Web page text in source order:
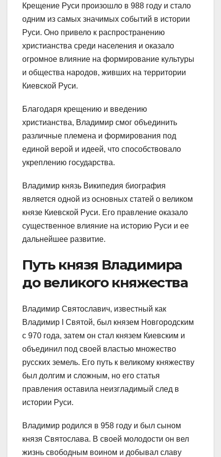
Крещение Руси произошло в 988 году и стало
одним из самых значимых событий в истории
Руси. Оно привело к распространению
христианства среди населения и оказало
огромное влияние на формирование культуры
и общества народов, живших на территории
Киевской Руси.
Благодаря крещению и введению
христианства, Владимир смог объединить
различные племена и формирования под
единой верой и идеей, что способствовало
укреплению государства.
Владимир князь Википедия биография
является одной из основных статей о великом
князе Киевской Руси. Его правление оказало
существенное влияние на историю Руси и ее
дальнейшее развитие.
Путь князя Владимира
до великого княжества
Владимир Святославич, известный как
Владимир I Святой, был князем Новгородским
с 970 года, затем он стал князем Киевским и
объединил под своей властью множество
русских земель. Его путь к великому княжеству
был долгим и сложным, но его статья
правления оставила неизгладимый след в
истории Руси.
Владимир родился в 958 году и был сыном
князя Святослава. В своей молодости он вел
жизнь свободным воином и добывал славу